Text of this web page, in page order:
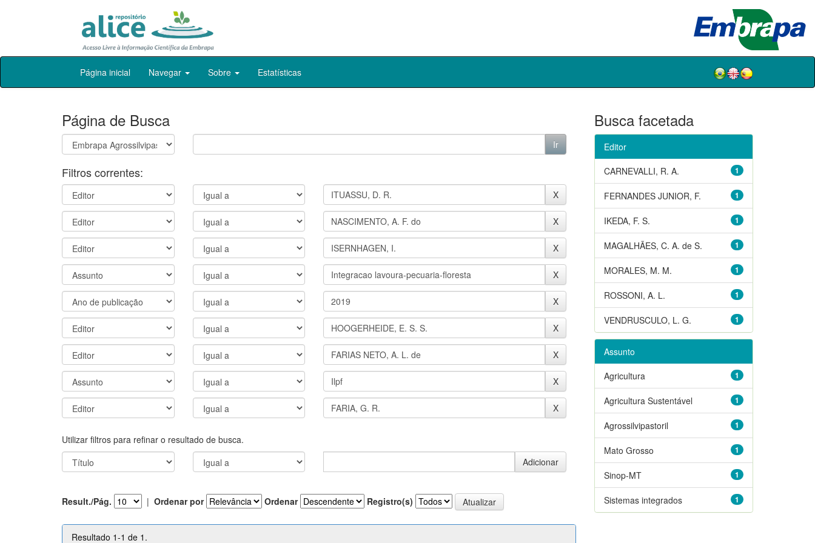
Skip
Página inicial Navegar Sobre Estatísticas
Página de Busca
Filtros correntes:
Utilizar filtros para refinar o resultado de busca.
Result./Pág. | Ordenar por Ordenar Registro(s)
Resultado 1-1 de 1.
Busca facetada
Editor
1
CARNEVALLI, R. A.
1
FERNANDES JUNIOR, F.
1
IKEDA, F. S.
1
MAGALHÃES, C. A. de S.
1
MORALES, M. M.
1
ROSSONI, A. L.
1
VENDRUSCULO, L. G.
Assunto
1
Agricultura
1
Agricultura Sustentável
1
Agrossilvipastoril
1
Mato Grosso
1
Sinop-MT
1
Sistemas integrados